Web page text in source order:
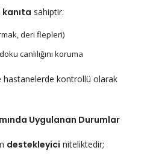
sahiptir.
deri flepleri)
canlılığını koruma
hastanelerde kontrollü olarak
Uygulanan Durumlar
destekleyici niteliktedir;